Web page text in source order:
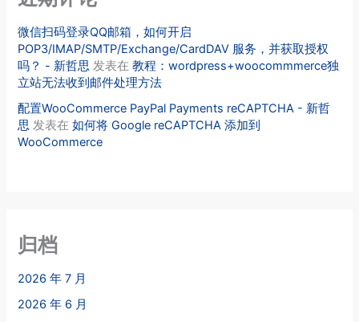
微信扫码登录QQ邮箱，如何开启
POP3/IMAP/SMTP/Exchange/CardDAV 服务，并获取授权
吗？ - 新哲思 发表在教程：wordpress+woocommmerce独
立站无法收到邮件处理方法
配置WooCommerce PayPal Payments reCAPTCHA - 新哲
思 发表在如何将 Google reCAPTCHA 添加到
WooCommerce
归档
2026 年 7 月
2026 年 6 月